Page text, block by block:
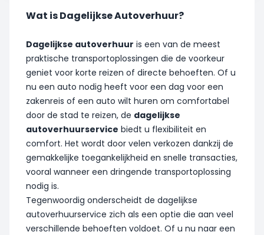
Wat is Dagelijkse Autoverhuur?
Dagelijkse autoverhuur is een van de meest
praktische transportoplossingen die de voorkeur
geniet voor korte reizen of directe behoeften. Of u
nu een auto nodig heeft voor een dag voor een
zakenreis of een auto wilt huren om comfortabel
door de stad te reizen, de dagelijkse
autoverhuurservice biedt u flexibiliteit en
comfort. Het wordt door velen verkozen dankzij de
gemakkelijke toegankelijkheid en snelle transacties,
vooral wanneer een dringende transportoplossing
nodig is.
Tegenwoordig onderscheidt de dagelijkse
autoverhuurservice zich als een optie die aan veel
verschillende behoeften voldoet. Of u nu naar een